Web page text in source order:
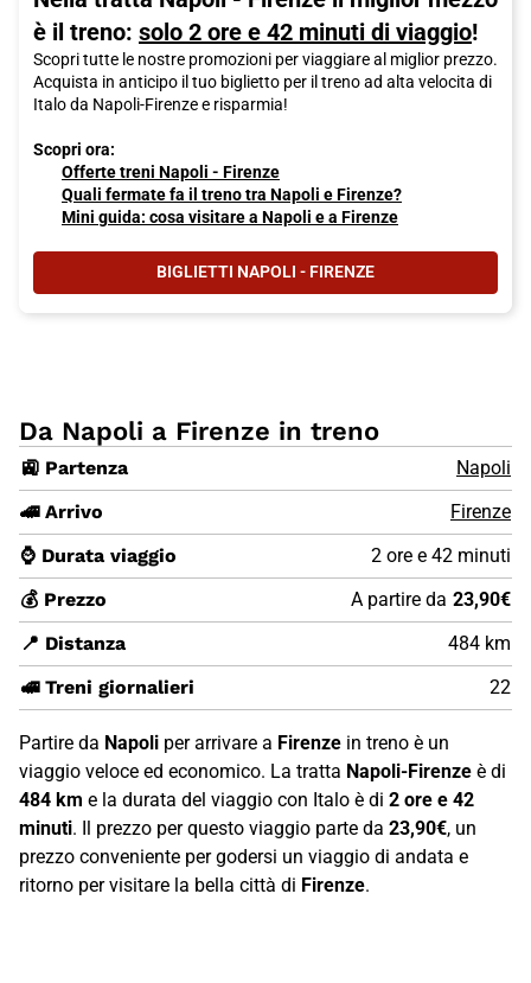
è il treno: solo 2 ore e 42 minuti di viaggio!
Scopri tutte le nostre promozioni per viaggiare al miglior prezzo.
Acquista in anticipo il tuo biglietto per il treno ad alta velocita di
Italo da Napoli-Firenze e risparmia!
Scopri ora:
Offerte treni Napoli - Firenze
Quali fermate fa il treno tra Napoli e Firenze?
Mini guida: cosa visitare a Napoli e a Firenze
BIGLIETTI NAPOLI - FIRENZE
Da Napoli a Firenze in treno
🚉 Partenza
Napoli
🚄 Arrivo
Firenze
⌚ Durata viaggio
2 ore e 42 minuti
💰 Prezzo
A partire da 23,90€
📍 Distanza
484 km
🚅 Treni giornalieri
22
Partire da Napoli per arrivare a Firenze in treno è un
viaggio veloce ed economico. La tratta Napoli-Firenze è di
484 km e la durata del viaggio con Italo è di 2 ore e 42
minuti. Il prezzo per questo viaggio parte da 23,90€, un
prezzo conveniente per godersi un viaggio di andata e
ritorno per visitare la bella città di Firenze.